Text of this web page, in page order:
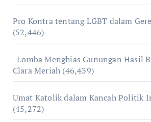
Pro Kontra tentang LGBT dalam
(52,446)
Lomba Menghias Gunungan Hasil
Clara Meriah (46,439)
Umat Katolik dalam Kancah Politik
(45,272)